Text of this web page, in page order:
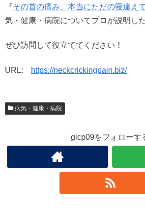
『その首の痛み、本当にただの寝違え
気・健康・病院についてプロが説明し
ぜひ訪問して役立ててください！
URL: https://neckcrickingpain.biz/
病気・健康・病院
gicp09をフォローす